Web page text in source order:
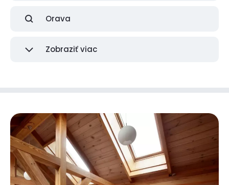
Orava
Zobraziť viac